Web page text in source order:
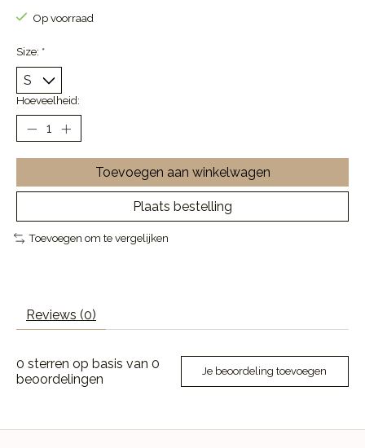
Op voorraad
Size: *
Hoeveelheid:
Toevoegen aan winkelwagen
Plaats bestelling
Toevoegen om te vergelijken
Reviews (0)
0 sterren op basis van 0
beoordelingen
Je beoordeling toevoegen